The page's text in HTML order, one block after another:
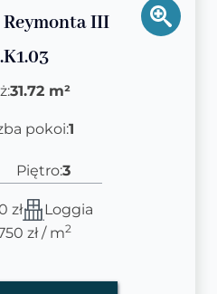
Reymonta III
31.72 m²
pokoi:1
Piętro:3
zł
Loggia
zł / m2